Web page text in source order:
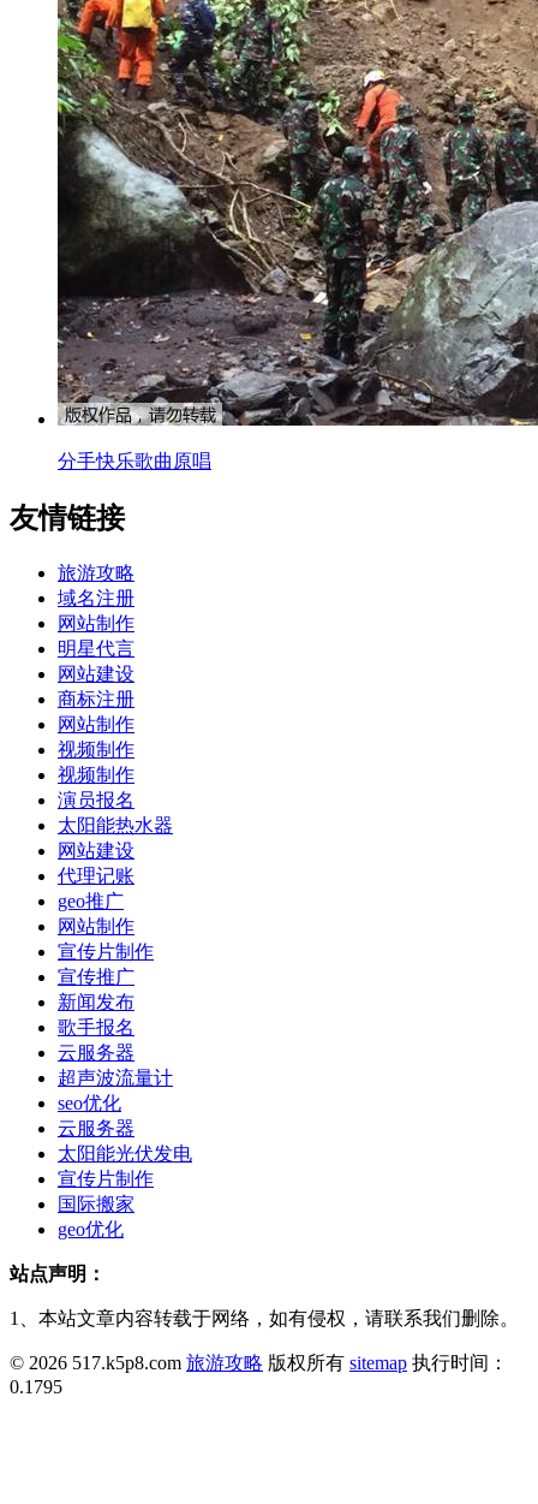
分手快乐歌曲原唱
友情链接
旅游攻略
域名注册
网站制作
明星代言
网站建设
商标注册
网站制作
视频制作
视频制作
演员报名
太阳能热水器
网站建设
代理记账
geo推广
网站制作
宣传片制作
宣传推广
新闻发布
歌手报名
云服务器
超声波流量计
seo优化
云服务器
太阳能光伏发电
宣传片制作
国际搬家
geo优化
站点声明：
1、本站文章内容转载于网络，如有侵权，请联系我们删除。
© 2026 517.k5p8.com 旅游攻略 版权所有 sitemap 执行时间：
0.1795